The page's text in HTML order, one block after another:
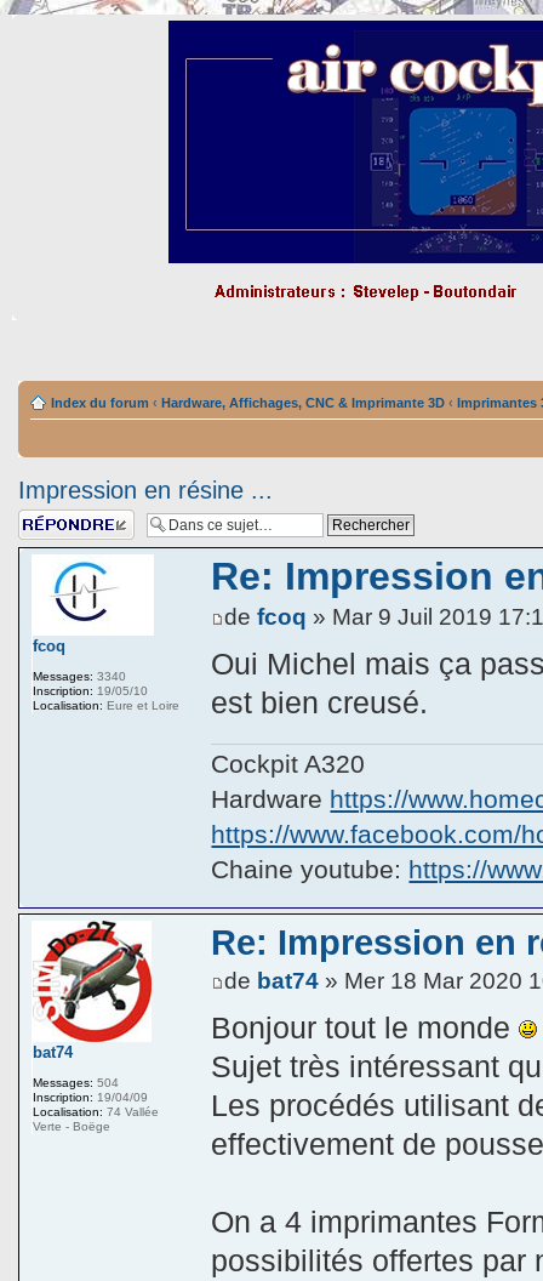
Index du forum ‹ Hardware, Affichages, CNC & Imprimante 3D ‹ Imprimantes
Impression en résine ...
Répondre
Re: Impression
defcoq » Mar 9 Juil 2019
Oui Michel mais ça
est bien creusé.
Cockpit A320
Hardware https://
https://www.facebook.com/
Chaine youtube: https://
fcoq
Messages: 3340
Inscription: 19/05/10
Localisation: Eure et Loire
Re: Impression en
de bat74 » Mer 18 Mar 2020
Bonjour tout le monde
Sujet très intéressant
Les procédés utilisant
effectivement de
On a 4 imprimantes
possibilités offertes par
bat74
Messages: 504
Inscription: 19/04/09
Localisation: 74 Vallée
Verte - Boëge